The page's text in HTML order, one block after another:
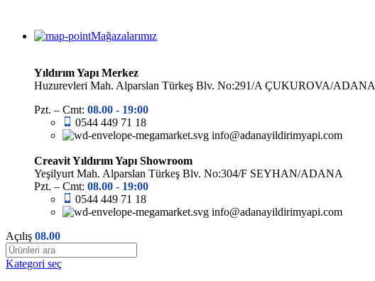
Mağazalarımız
Yıldırım Yapı Merkez
Huzurevleri Mah. Alparslan Türkeş Blv. No:291/A ÇUKUROVA/ADANA
Pzt. – Cmt: 08.00 - 19:00
0544 449 71 18
info@adanayildirimyapi.com
Creavit Yıldırım Yapı Showroom
Yeşilyurt Mah. Alparslan Türkeş Blv. No:304/F SEYHAN/ADANA
Pzt. – Cmt: 08.00 - 19:00
0544 449 71 18
info@adanayildirimyapi.com
Açılış 08.00
Kategori seç